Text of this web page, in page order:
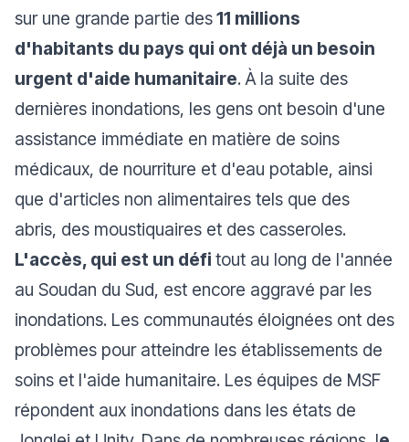
sur une grande partie des11 millions
d'habitants du pays qui ont déjà un besoin
urgent d'aide humanitaire. À la suite des
dernières inondations, les gens ont besoin d'une
assistance immédiate en matière de soins
médicaux, de nourriture et d'eau potable, ainsi
que d'articles non alimentaires tels que des
abris, des moustiquaires et des casseroles.
L'accès, qui est un défi tout au long de l'année
au Soudan du Sud, est encore aggravé par les
inondations. Les communautés éloignées ont des
problèmes pour atteindre les établissements de
soins et l'aide humanitaire. Les équipes de MSF
répondent aux inondations dans les états de